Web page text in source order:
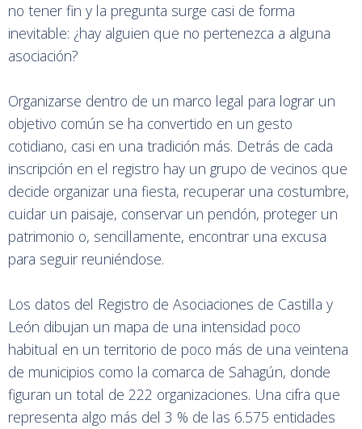
no tener fin y la pregunta surge casi de forma
inevitable: ¿hay alguien que no pertenezca a alguna
asociación?
Organizarse dentro de un marco legal para lograr un
objetivo común se ha convertido en un gesto
cotidiano, casi en una tradición más. Detrás de cada
inscripción en el registro hay un grupo de vecinos que
decide organizar una fiesta, recuperar una costumbre,
cuidar un paisaje, conservar un pendón, proteger un
patrimonio o, sencillamente, encontrar una excusa
para seguir reuniéndose.
Los datos del Registro de Asociaciones de Castilla y
León dibujan un mapa de una intensidad poco
habitual en un territorio de poco más de una veintena
de municipios como la comarca de Sahagún, donde
figuran un total de 222 organizaciones. Una cifra que
representa algo más del 3 % de las 6.575 entidades